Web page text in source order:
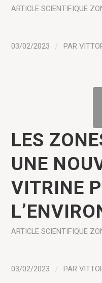
ARTICLE SCIENTIFIQUE
03/02/2023 / PAR
LES
UNE
VITRINE
ARTICLE SCIENTIFIQUE
03/02/2023 / PAR